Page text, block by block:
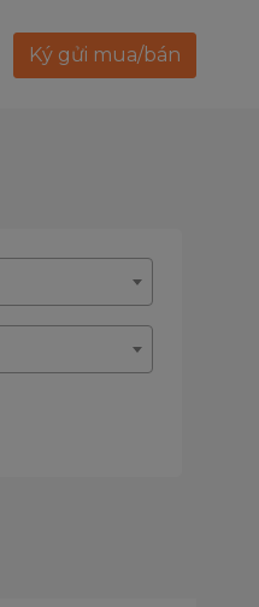
Ký gửi mua/bán